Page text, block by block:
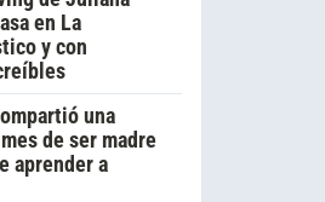
en La
y con
una
de ser madre
aprender a